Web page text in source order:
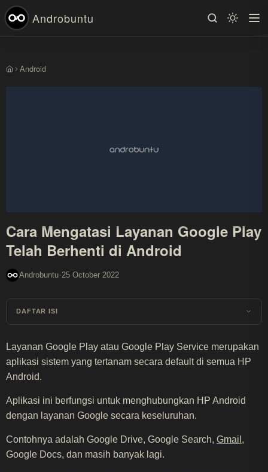
Androbuntu
BerandaAndroid
Cara Mengatasi Layanan Google Play
Telah Berhenti di Android
Androbuntu·25 October 2022
DAFTAR ISI
Layanan Google Play atau Google Play Service merupakan
aplikasi sistem yang tertanam secara default di semua HP
Android.
Aplikasi ini berfungsi untuk menghubungkan HP Android
dengan layanan Google secara keseluruhan.
Contohnya adalah Google Drive, Google Search, Gmail ,
Google Docs, dan masih banyak lagi.